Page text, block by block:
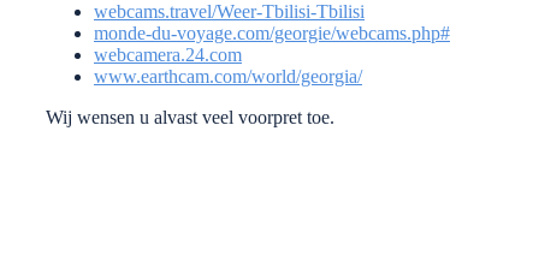
webcams.travel/Weer-Tbilisi-Tbilisi
monde-du-voyage.com/georgie/webcams.php#
webcamera.24.com
www.earthcam.com/world/georgia/
Wij wensen u alvast veel voorpret toe.